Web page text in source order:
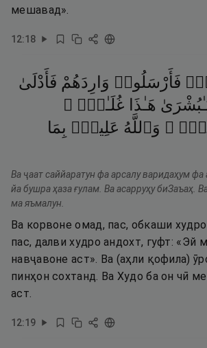
мешавад».
12:18
فَأَرْسَلُوا۟ وَارِدَهُمْ فَأَدْلَىٰ
هَـٰذَا غُلَـٰمٌۭ ۚ
وَٱللَّهُ عَلِيمٌۢ بِمَا
Ва ҷаат саййаратун фа арсалу варидаҳум
йа бушра ҳаза ғулам. Ва асарруҳу биЗаъаҳ.
ма яъмалун.
Ва корвоне омад, пас, обкаши
пас, далви худро андохт, гуфт: «Эй
навҷавоне аст». Ва (аҳли қофила)
пинҳон сохтанд. Ва Худо ба он чӣ
аст.
12:19